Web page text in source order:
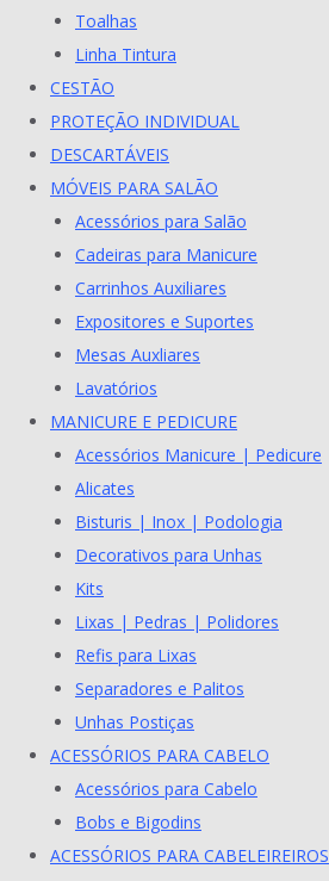
Toalhas
Linha Tintura
CESTÃO
PROTEÇÃO INDIVIDUAL
DESCARTÁVEIS
MÓVEIS PARA SALÃO
Acessórios para Salão
Cadeiras para Manicure
Carrinhos Auxiliares
Expositores e Suportes
Mesas Auxliares
Lavatórios
MANICURE E PEDICURE
Acessórios Manicure | Pedicure
Alicates
Bisturis | Inox | Podologia
Decorativos para Unhas
Kits
Lixas | Pedras | Polidores
Refis para Lixas
Separadores e Palitos
Unhas Postiças
ACESSÓRIOS PARA CABELO
Acessórios para Cabelo
Bobs e Bigodins
ACESSÓRIOS PARA CABELEIREIROS